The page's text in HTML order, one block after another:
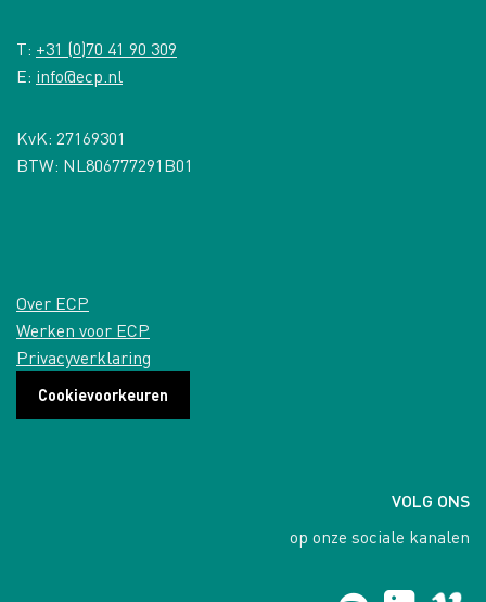
T: +31 (0)70 41 90 309
E: info@ecp.nl
KvK: 27169301
BTW: NL806777291B01
Over ECP
Werken voor ECP
Privacyverklaring
Cookievoorkeuren
VOLG ONS
op onze sociale kanalen